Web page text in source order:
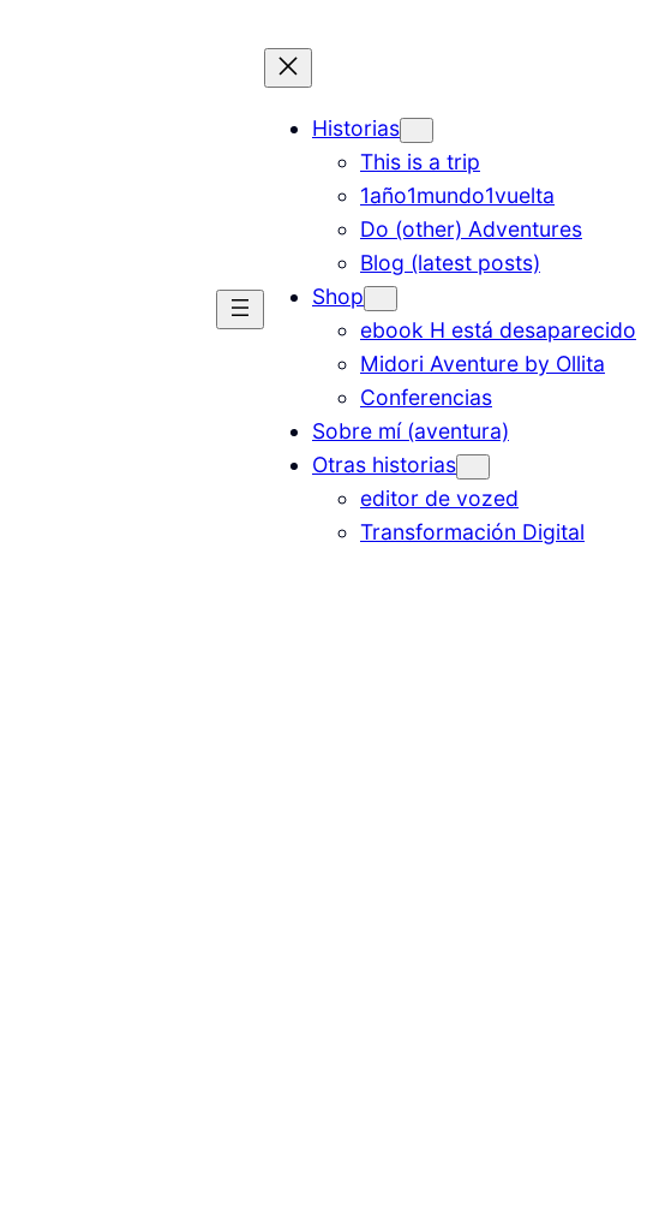
Historias
This is a trip
1año1mundo1vuelta
Do (other) Adventures
Blog (latest posts)
Shop
ebook H está desaparecido
Midori Aventure by Ollita
Conferencias
Sobre mí (aventura)
Otras historias
editor de vozed
Transformación Digital